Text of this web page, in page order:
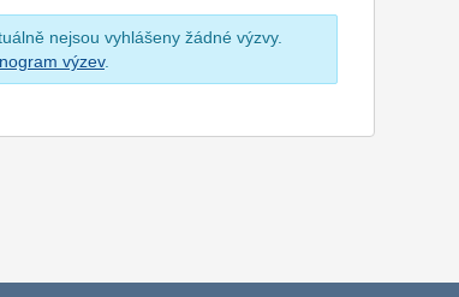
nejsou vyhlášeny žádné výzvy.
výzev.